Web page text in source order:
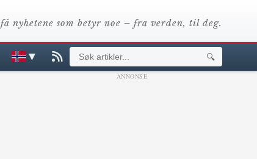
få nyhetene som betyr noe – fra verden, til deg.
▼ 🔍
ANNONSE